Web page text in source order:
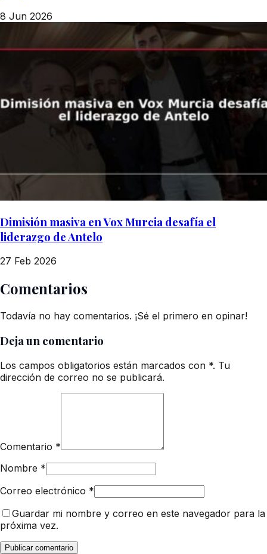
8 Jun 2026
Dimisión masiva en Vox Murcia desafía el
liderazgo de Antelo
27 Feb 2026
Comentarios
Todavía no hay comentarios. ¡Sé el primero en opinar!
Deja un comentario
Los campos obligatorios están marcados con *. Tu
dirección de correo no se publicará.
Comentario *
Nombre *
Correo electrónico *
Guardar mi nombre y correo en este navegador para la
próxima vez.